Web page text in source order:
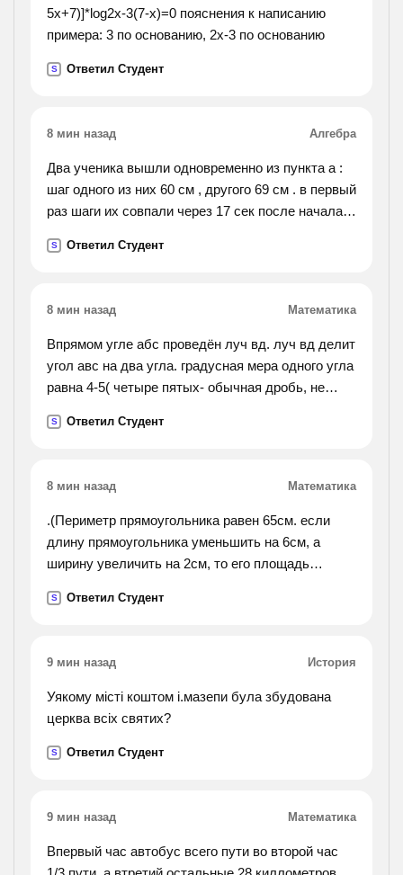
5x+7)]*log2x-3(7-x)=0 пояснения к написанию
примера: 3 по основанию, 2x-3 по основанию
S Ответил Студент
8 мин назад Алгебра
Два ученика вышли одновременно из пункта а :
шаг одного из них 60 см , другого 69 см . в первый
раз шаги их совпали через 17 сек после начала
совпали в первый раз в пункте в. определите
S Ответил Студент
8 мин назад Математика
Впрямом угле абс проведён луч вд. луч вд делит
угол авс на два угла. градусная мера одного угла
равна 4-5( четыре пятых- обычная дробь, не
градусную меру каждого угла составив
S Ответил Студент
8 мин назад Математика
.(Периметр прямоугольника равен 65см. если
длину прямоугольника уменьшить на 6см, а
ширину увеличить на 2см, то его площадь
прямоугольника.).
S Ответил Студент
9 мин назад История
Уякому місті коштом і.мазепи була збудована
церква всіх святих?
S Ответил Студент
9 мин назад Математика
Впервый час автобус всего пути во второй час